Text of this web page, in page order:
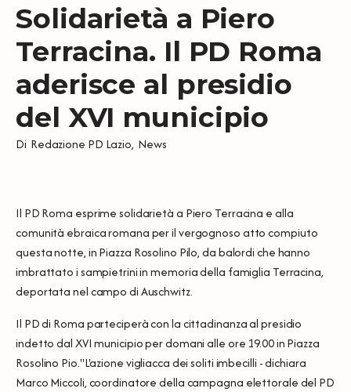
Solidarietà a Piero
Terracina. Il PD Roma
aderisce al presidio
del XVI municipio
Di Redazione PD Lazio, News
Il PD Roma esprime solidarietà a Piero Terracina e alla
comunità ebraica romana per il vergognoso atto compiuto
questa notte, in Piazza Rosolino Pilo, da balordi che hanno
imbrattato i sampietrini in memoria della famiglia Terracina,
deportata nel campo di Auschwitz.
Il PD di Roma parteciperà con la cittadinanza al presidio
indetto dal XVI municipio per domani alle ore 19.00 in Piazza
Rosolino Pio."L'azione vigliacca dei soliti imbecilli - dichiara
Marco Miccoli, coordinatore della campagna elettorale del PD